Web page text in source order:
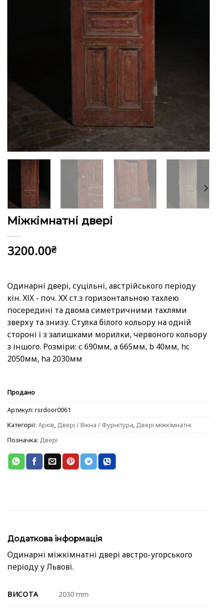
Міжкімнатні двері
3200.00₴
Одинарні двері, суцільні, австрійського періоду
кін. ХІХ - поч. ХХ ст.з горизонтальною тахлею
посередині та двома симетричними тахлями
зверху та знизу. Стулка білого кольору на одній
стороні і з залишками морилки, червоного кольору
з іншого. Розміри: с 690мм, а 665мм, b 40мм, hc
2050мм, ha 2030мм
Продано
Артикул: rsrdoor0061
Категорії: Архів,Двері / Вікна / Фурнітура,Двері міжкімнатні
Позначка: Двері
Додаткова інформація
Одинарні міжкімнатні двері австро-угорського
періоду у Львові.
ВИСОТА 2030 mm